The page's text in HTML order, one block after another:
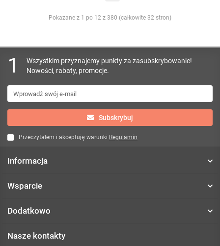
Pokazane z 1 po 12 z 380 (całkowite 32 stron)
1
Wszystkim przyznajemy punkty za zasubskrybowanie!
Nowości, rabaty, promocje.
Subskrybuj
Przeczytałem i akceptuję warunki Regulamin
Informacja
Wsparcie
Dodatkowo
Nasze kontakty